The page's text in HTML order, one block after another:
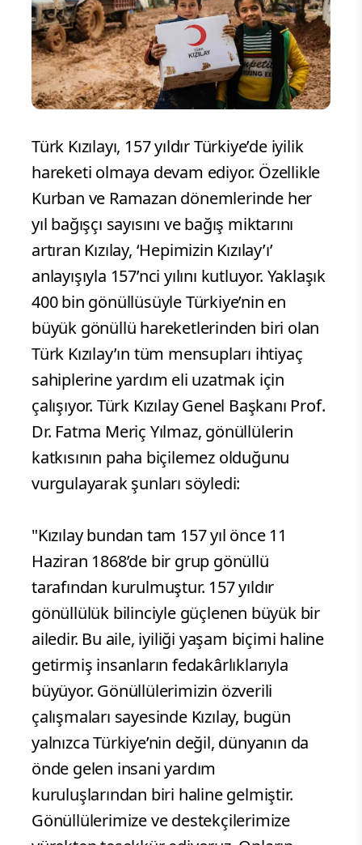
Türk Kızılayı, 157 yıldır Türkiye’de iyilik
hareketi olmaya devam ediyor. Özellikle
Kurban ve Ramazan dönemlerinde her
yıl bağışçı sayısını ve bağış miktarını
artıran Kızılay, ‘Hepimizin Kızılay’ı’
anlayışıyla 157’nci yılını kutluyor. Yaklaşık
400 bin gönüllüsüyle Türkiye’nin en
büyük gönüllü hareketlerinden biri olan
Türk Kızılay’ın tüm mensupları ihtiyaç
sahiplerine yardım eli uzatmak için
çalışıyor. Türk Kızılay Genel Başkanı Prof.
Dr. Fatma Meriç Yılmaz, gönüllülerin
katkısının paha biçilemez olduğunu
vurgulayarak şunları söyledi:
"Kızılay bundan tam 157 yıl önce 11
Haziran 1868’de bir grup gönüllü
tarafından kurulmuştur. 157 yıldır
gönüllülük bilinciyle güçlenen büyük bir
ailedir. Bu aile, iyiliği yaşam biçimi haline
getirmiş insanların fedakârlıklarıyla
büyüyor. Gönüllülerimizin özverili
çalışmaları sayesinde Kızılay, bugün
yalnızca Türkiye’nin değil, dünyanın da
önde gelen insani yardım
kuruluşlarından biri haline gelmiştir.
Gönüllülerimize ve destekçilerimize